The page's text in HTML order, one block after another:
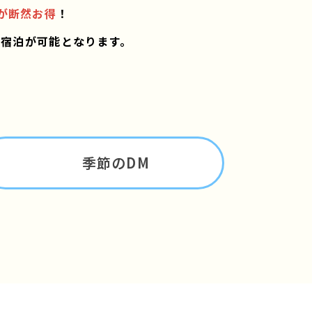
断然お得 ！
泊が可能となります。
季節のDM